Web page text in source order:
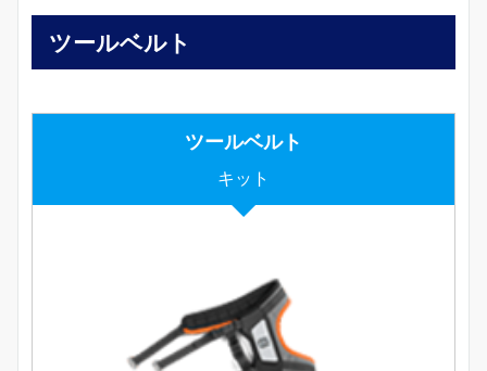
ツールベルト
ツールベルト
キット